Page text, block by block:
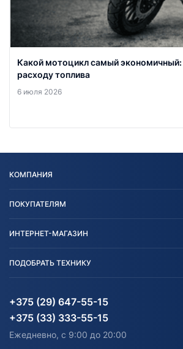
Какой мотоцикл самый экономичный:
расходу топлива
6 июля 2026
КОМПАНИЯ
Блог
Карта сайта
ПОКУПАТЕЛЯМ
Согласие на обработку
Информация до получения
согласия на обработку
персональных данных
ИНТЕРНЕТ-МАГАЗИН
Агротехника
Водный транспорт
Электротранспорт
Активный отдых и спорт
ПОДОБРАТЬ ТЕХНИКУ
Агротехника
Электротранспорт
Лодочные моторные
+375 (29) 647-55-15
+375 (33) 333-55-15
Ежедневно, с 9:00 до 20:00